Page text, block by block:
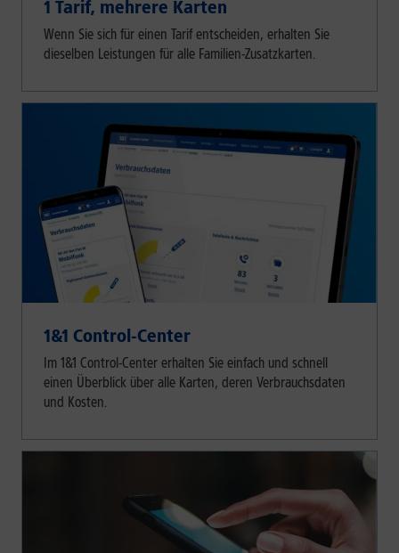
1 Tarif, mehrere Karten
Wenn Sie sich für einen Tarif entscheiden, erhalten Sie
dieselben Leistungen für alle Familien-Zusatzkarten.
1&1 Control-Center
Im 1&1 Control-Center erhalten Sie einfach und schnell
einen Überblick über alle Karten, deren Verbrauchsdaten
und Kosten.